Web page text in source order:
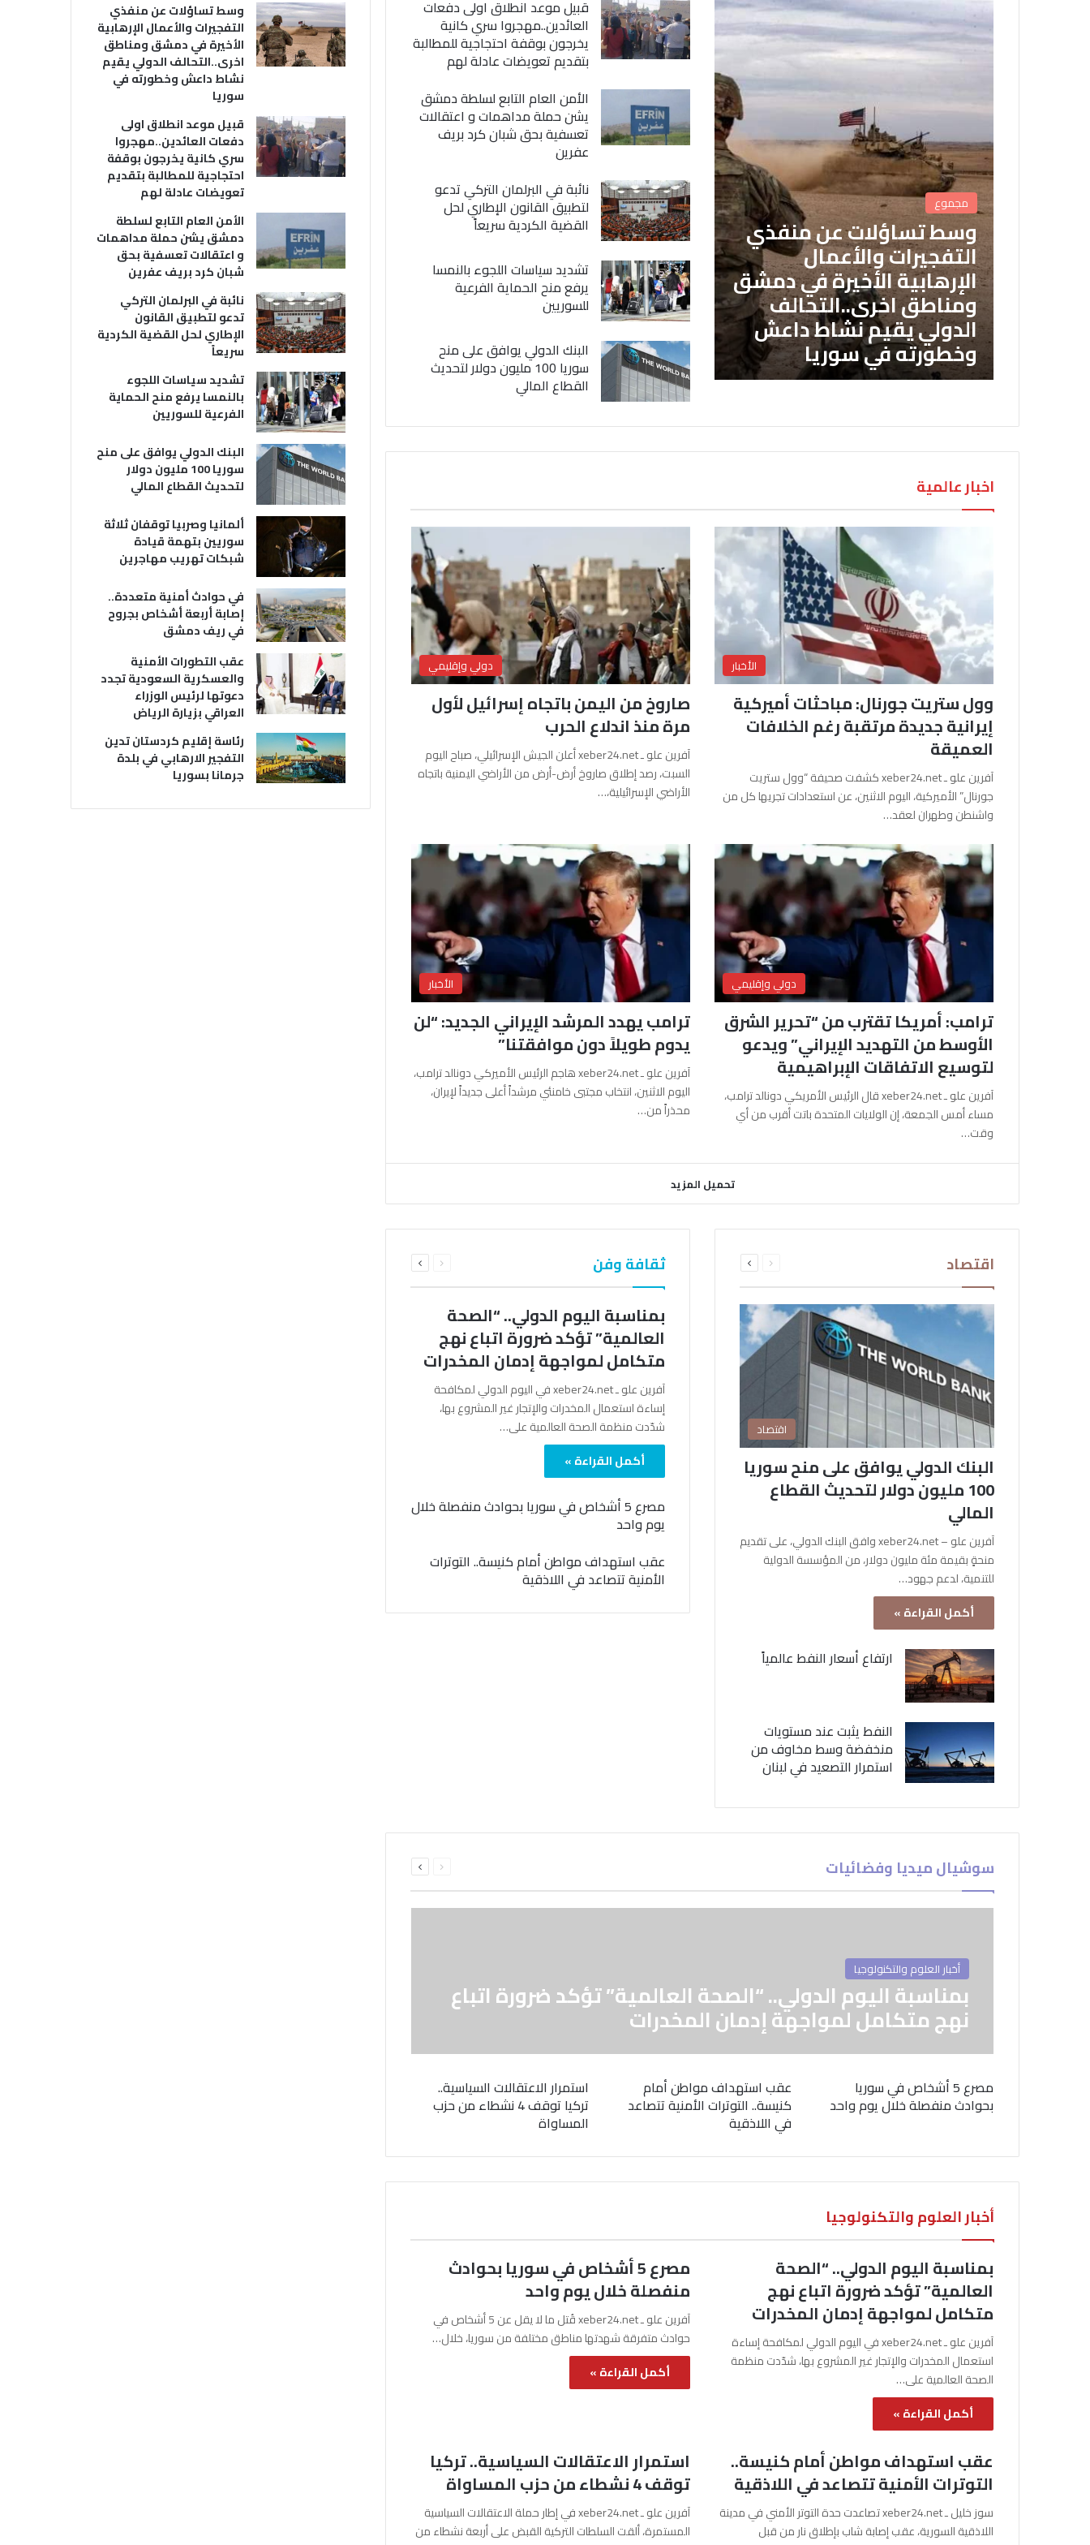
مجموع
وسط تساؤلات عن منفذي
التفجيرات والأعمال
الإرهابية الأخيرة في دمشق
ومناطق اخرى..التحالف
الدولي يقيم نشاط داعش
وخطورته في سوريا
قبيل موعد انطلاق اولى دفعات
العائدين..مهجروا سري كانية
يخرجون بوقفة احتجاجية للمطالبة
بتقديم تعويضات عادلة لهم
الأمن العام التابع لسلطة دمشق
يشن حملة مداهمات و اعتقالات
تعسفية بحق شبان كرد بريف
عفرين
نائبة في البرلمان التركي تدعو
لتطبيق القانون الإطاري لحل
القضية الكردية سريعاً
تشديد سياسات اللجوء بالنمسا
يرفع منح الحماية الفرعية
للسوريين
البنك الدولي يوافق على منح
سوريا 100 مليون دولار لتحديث
القطاع المالي
اخبار عالمية
الأخبار
وول ستريت جورنال: مباحثات أميركية
إيرانية جديدة مرتقبة رغم الخلافات
العميقة
آفرين علو ـ xeber24.net كشفت صحيفة “وول ستريت
جورنال” الأميركية، اليوم الاثنين، عن استعدادات تجريها كل من
واشنطن وطهران لعقد…
دولي وإقليمي
صاروخ من اليمن باتجاه إسرائيل لأول
مرة منذ اندلاع الحرب
آفرين علو ـ xeber24.net أعلن الجيش الإسرائيلي، صباح اليوم
السبت، رصد إطلاق صاروخ أرض-أرض من الأراضي اليمنية باتجاه
الأراضي الإسرائيلية،…
دولي وإقليمي
ترامب: أمريكا تقترب من “تحرير الشرق
الأوسط من التهديد الإيراني” ويدعو
لتوسيع الاتفاقات الإبراهيمية
آفرين علو ـ xeber24.net قال الرئيس الأمريكي دونالد ترامب،
مساء أمس الجمعة، إن الولايات المتحدة باتت أقرب من أي
وقت…
الأخبار
ترامب يهدد المرشد الإيراني الجديد: “لن
يدوم طويلاً دون موافقتنا”
آفرين علو ـ xeber24.net هاجم الرئيس الأميركي دونالد ترامب،
اليوم الاثنين، انتخاب مجتبى خامنئي مرشداً أعلى جديداً لإيران،
محذراً من…
تحميل المزيد
اقتصاد الصفحةالصفحة
اقتصاد
البنك الدولي يوافق على منح سوريا
100 مليون دولار لتحديث القطاع
المالي
آفرين علو – xeber24.net وافق البنك الدولي، على تقديم
منحةٍ بقيمة مئة مليون دولار، من المؤسسة الدولية
للتنمية، لدعم جهود…
أكمل القراءة »
ارتفاع أسعار النفط عالمياً
النفط يثبت عند مستويات
منخفضة وسط مخاوف من
استمرار التصعيد في لبنان
ثقافة وفن الصفحةالصفحة
بمناسبة اليوم الدولي.. “الصحة
العالمية” تؤكد ضرورة اتباع نهج
متكامل لمواجهة إدمان المخدرات
آفرين علو ـ xeber24.net في اليوم الدولي لمكافحة
إساءة استعمال المخدرات والإتجار غير المشروع بها،
شدّدت منظمة الصحة العالمية على…
أكمل القراءة »
مصرع 5 أشخاص في سوريا بحوادث منفصلة خلال
يوم واحد
عقب استهداف مواطن أمام كنيسة.. التوترات
الأمنية تتصاعد في اللاذقية
سوشيال ميديا وفضائيات الصفحةالصفحة
أخبار العلوم والتكنولوجيا
بمناسبة اليوم الدولي.. “الصحة العالمية” تؤكد ضرورة اتباع
نهج متكامل لمواجهة إدمان المخدرات
مصرع 5 أشخاص في سوريا
بحوادث منفصلة خلال يوم واحد
عقب استهداف مواطن أمام
كنيسة.. التوترات الأمنية تتصاعد
في اللاذقية
استمرار الاعتقالات السياسية..
تركيا توقف 4 نشطاء من حزب
المساواة
أخبار العلوم والتكنولوجيا
بمناسبة اليوم الدولي.. “الصحة
العالمية” تؤكد ضرورة اتباع نهج
متكامل لمواجهة إدمان المخدرات
آفرين علو ـ xeber24.net في اليوم الدولي لمكافحة إساءة
استعمال المخدرات والإتجار غير المشروع بها، شدّدت منظمة
الصحة العالمية على…
أكمل القراءة »
مصرع 5 أشخاص في سوريا بحوادث
منفصلة خلال يوم واحد
آفرين علو ـ xeber24.net قُتل ما لا يقل عن 5 أشخاص في
حوادث متفرقة شهدتها مناطق مختلفة من سوريا، خلال…
أكمل القراءة »
عقب استهداف مواطن أمام كنيسة..
التوترات الأمنية تتصاعد في اللاذقية
سوز خليل ـ xeber24.net تصاعدت حدة التوتر الأمني في مدينة
اللاذقية السورية، عقب إصابة شاب بإطلاق نار من قبل
استمرار الاعتقالات السياسية.. تركيا
توقف 4 نشطاء من حزب المساواة
آفرين علو ـ xeber24.net في إطار حملة الاعتقالات السياسية
المستمرة، ألقت السلطات التركية القبض على أربعة نشطاء من
وسط تساؤلات عن منفذي
التفجيرات والأعمال الإرهابية
الأخيرة في دمشق ومناطق
اخرى..التحالف الدولي يقيم
نشاط داعش وخطورته في
سوريا
قبيل موعد انطلاق اولى
دفعات العائدين..مهجروا
سري كانية يخرجون بوقفة
احتجاجية للمطالبة بتقديم
تعويضات عادلة لهم
الأمن العام التابع لسلطة
دمشق يشن حملة مداهمات
و اعتقالات تعسفية بحق
شبان كرد بريف عفرين
نائبة في البرلمان التركي
تدعو لتطبيق القانون
الإطاري لحل القضية الكردية
سريعاً
تشديد سياسات اللجوء
بالنمسا يرفع منح الحماية
الفرعية للسوريين
البنك الدولي يوافق على منح
سوريا 100 مليون دولار
لتحديث القطاع المالي
ألمانيا وصربيا توقفان ثلاثة
سوريين بتهمة قيادة
شبكات تهريب مهاجرين
في حوادث أمنية متعددة..
إصابة أربعة أشخاص بجروح
في ريف دمشق
عقب التطورات الأمنية
والعسكرية السعودية تجدد
دعوتها لرئيس الوزراء
العراقي بزيارة الرياض
رئاسة إقليم كردستان تدين
التفجير الارهابي في بلدة
جرمانا بسوريا